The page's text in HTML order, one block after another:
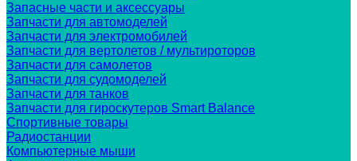
Запасные части и аксессуары
Запчасти для автомоделей
Запчасти для электромобилей
Запчасти для вертолетов / мультироторов
Запчасти для самолетов
Запчасти для судомоделей
Запчасти для танков
Запчасти для гироскутеров Smart Balance
Спортивные товары
Радиостанции
Компьютерные мыши